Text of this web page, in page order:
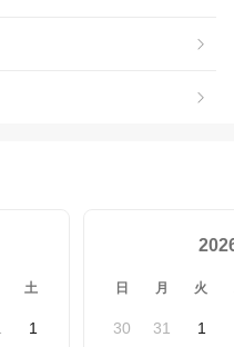
土
1
日 月 火
30 31 1